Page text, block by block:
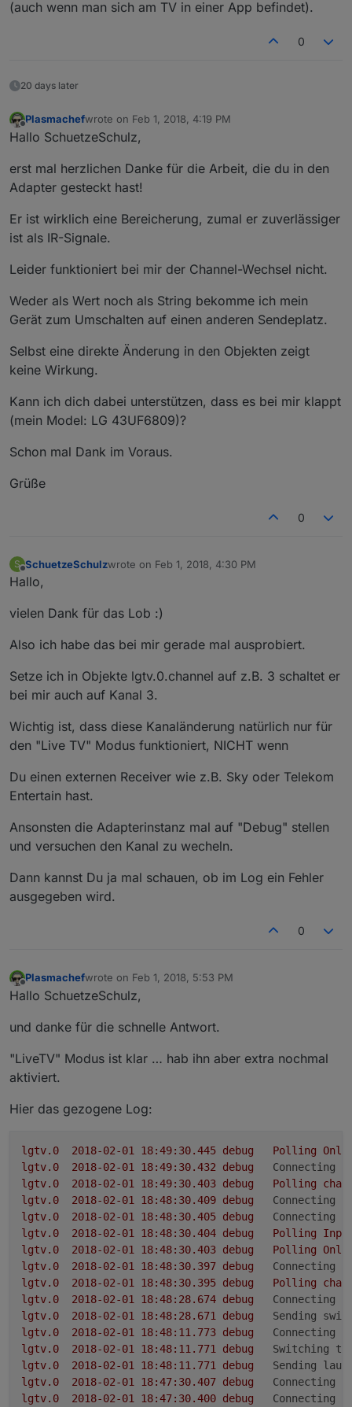
(auch wenn man sich am TV in einer App befindet).
0
20 days later
Offline
Plasmachefwrote on Feb 1, 2018, 4:19 PM
last edited by
Hallo SchuetzeSchulz,
erst mal herzlichen Danke für die Arbeit, die du in den
Adapter gesteckt hast!
Er ist wirklich eine Bereicherung, zumal er zuverlässiger
ist als IR-Signale.
Leider funktioniert bei mir der Channel-Wechsel nicht.
Weder als Wert noch als String bekomme ich mein
Gerät zum Umschalten auf einen anderen Sendeplatz.
Selbst eine direkte Änderung in den Objekten zeigt
keine Wirkung.
Kann ich dich dabei unterstützen, dass es bei mir klappt
(mein Model: LG 43UF6809)?
Schon mal Dank im Voraus.
Grüße
0
S
Offline
SchuetzeSchulzwrote on Feb 1, 2018, 4:30 PM
last edited by
Hallo,
vielen Dank für das Lob :)
Also ich habe das bei mir gerade mal ausprobiert.
Setze ich in Objekte lgtv.0.channel auf z.B. 3 schaltet er
bei mir auch auf Kanal 3.
Wichtig ist, dass diese Kanaländerung natürlich nur für
den "Live TV" Modus funktioniert, NICHT wenn
Du einen externen Receiver wie z.B. Sky oder Telekom
Entertain hast.
Ansonsten die Adapterinstanz mal auf "Debug" stellen
und versuchen den Kanal zu wecheln.
Dann kannst Du ja mal schauen, ob im Log ein Fehler
ausgegeben wird.
0
Offline
Plasmachefwrote on Feb 1, 2018, 5:53 PM
last edited by
Hallo SchuetzeSchulz,
und danke für die schnelle Antwort.
"LiveTV" Modus ist klar … hab ihn aber extra nochmal
aktiviert.
Hier das gezogene Log:
lgtv.0 debug Polling
lgtv.0
debug
Connecting
lgtv.0
debug Polling
lgtv.0
debug
Connecting
lgtv.0
debug
Connecting
lgtv.0
debug Polling
lgtv.0
debug Polling
lgtv.0
debug
Connecting
lgtv.0
debug Polling
lgtv.0
debug
Connecting
lgtv.0
debug
Sending
lgtv.0
debug
Connecting
lgtv.0
debug
Switching to
lgtv.0
debug
Sending
lgtv.0
debug
Connecting
lgtv.0
debug
Connecting